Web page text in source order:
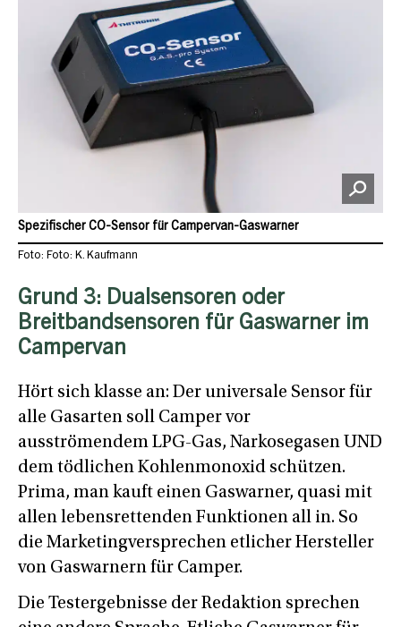
Spezifischer CO-Sensor für Campervan-Gaswarner
Foto: Foto: K. Kaufmann
Grund 3: Dualsensoren oder
Breitbandsensoren für Gaswarner im
Campervan
Hört sich klasse an: Der universale Sensor für
alle Gasarten soll Camper vor
ausströmendem LPG-Gas, Narkosegasen UND
dem tödlichen Kohlenmonoxid schützen.
Prima, man kauft einen Gaswarner, quasi mit
allen lebensrettenden Funktionen all in. So
die Marketingversprechen etlicher Hersteller
von Gaswarnern für Camper.
Die Testergebnisse der Redaktion sprechen